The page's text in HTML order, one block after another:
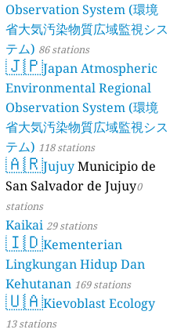
Observation System (環境
省大気汚染物質広域監視シス
テム) 86 stations
🇯🇵Japan Atmospheric
Environmental Regional
Observation System (環境
省大気汚染物質広域監視シス
テム) 118 stations
🇦🇷Jujuy Municipio de
San Salvador de Jujuy0
stations
Kaikai 29 stations
🇮🇩Kementerian
Lingkungan Hidup Dan
Kehutanan 169 stations
🇺🇦Kievoblast Ecology
13 stations